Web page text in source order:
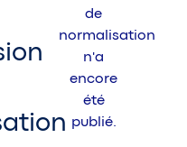
de
normalisation
n'a
encore
été
publié.